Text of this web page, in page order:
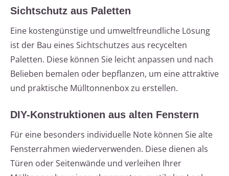
Sichtschutz aus Paletten
Eine kostengünstige und umweltfreundliche Lösung
ist der Bau eines Sichtschutzes aus recycelten
Paletten. Diese können Sie leicht anpassen und nach
Belieben bemalen oder bepflanzen, um eine attraktive
und praktische Mülltonnenbox zu erstellen.
DIY-Konstruktionen aus alten Fenstern
Für eine besonders individuelle Note können Sie alte
Fensterrahmen wiederverwenden. Diese dienen als
Türen oder Seitenwände und verleihen Ihrer